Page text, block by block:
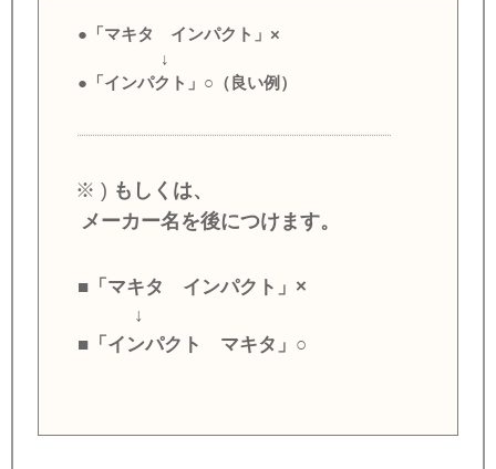
●「マキタ インパクト」×
↓
●「インパクト」○（良い例）
※ ) もしくは、
メーカー名を後につけます。
■「マキタ インパクト」×
↓
■「インパクト マキタ」○